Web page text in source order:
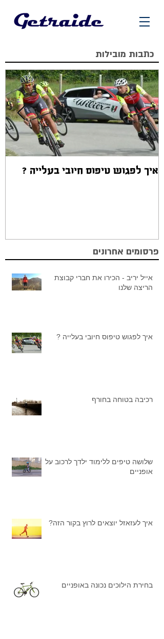
כתבות מובילות
איך לפגוש טיפוס חיובי בעלייה ?
פרסומים אחרונים
אייל יריב - הכירו את חברי קבוצת
הריצה שלנו
איך לפגוש טיפוס חיובי בעלייה ?
רכיבה בטוחה בחורף
שלושה טיפים ללימוד ילדך לרכוב על
אופניים
איך לעזאזל יוצאים לרוץ בקור הזה?
בחירת הילוכים נכונה באופניים